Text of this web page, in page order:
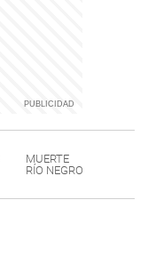
MUERTE
RÍO NEGRO